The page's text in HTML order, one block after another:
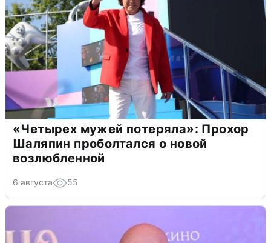
«Четырех мужей потеряла»: Прохор
Шаляпин проболтался о новой
возлюбленной
6 августа 55